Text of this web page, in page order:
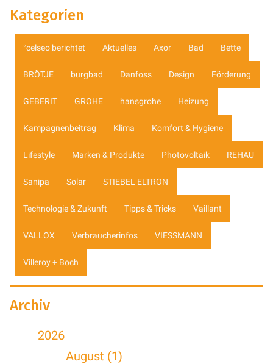
Kategorien
°celseo berichtet Aktuelles Axor Bad Bette
BRÖTJE burgbad Danfoss Design Förderung
GEBERIT GROHE hansgrohe Heizung
Kampagnenbeitrag Klima Komfort & Hygiene
Lifestyle Marken & Produkte Photovoltaik REHAU
Sanipa Solar STIEBEL ELTRON
Technologie & Zukunft Tipps & Tricks Vaillant
VALLOX Verbraucherinfos VIESSMANN
Villeroy + Boch
Archiv
2026
August (1)